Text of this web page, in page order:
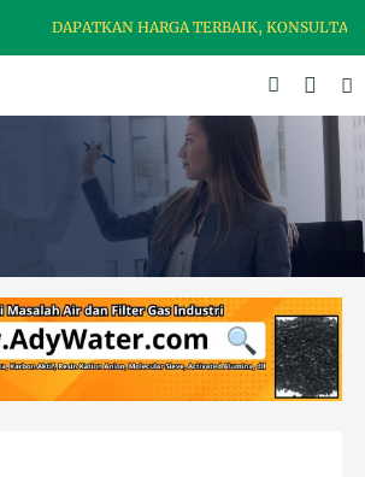
DAPATKAN HARGA TERBAIK, KONSULTASI